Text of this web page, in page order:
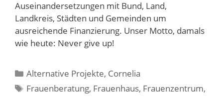
Auseinandersetzungen mit Bund, Land,
Landkreis, Städten und Gemeinden um
ausreichende Finanzierung. Unser Motto, damals
wie heute: Never give up!
Kategorien
Alternative Projekte, Cornelia
Schlagwörter
Frauenberatung, Frauenhaus, Frauenzentrum,